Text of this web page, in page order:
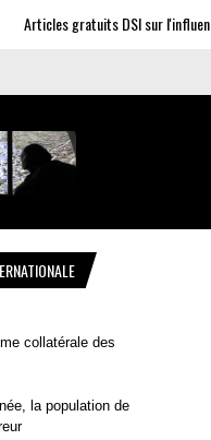
gratuits DSI sur l'influence
collatérale des
la population de